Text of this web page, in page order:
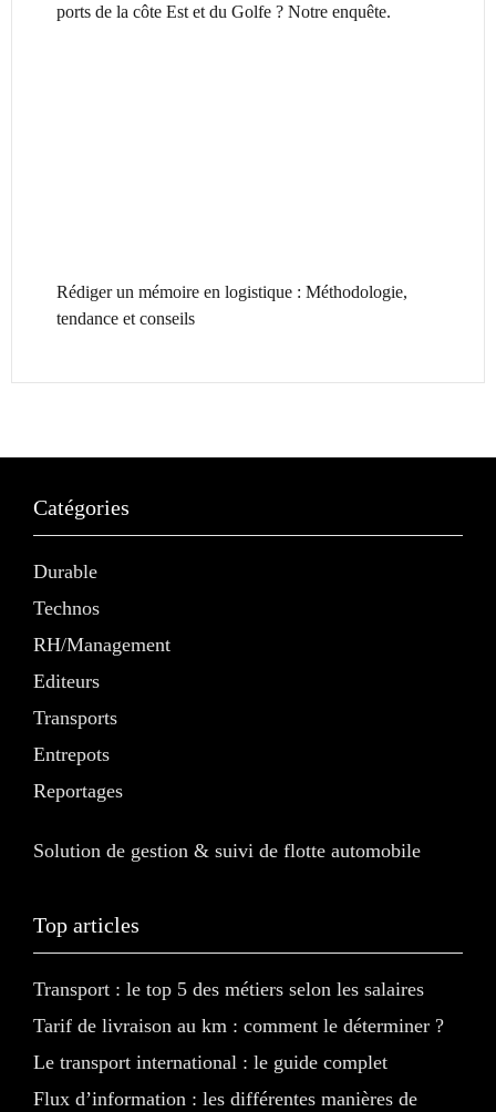
ports de la côte Est et du Golfe ? Notre enquête.
Rédiger un mémoire en logistique : Méthodologie,
tendance et conseils
Catégories
Durable
Technos
RH/Management
Editeurs
Transports
Entrepots
Reportages
Solution de gestion & suivi de flotte automobile
Top articles
Transport : le top 5 des métiers selon les salaires
Tarif de livraison au km : comment le déterminer ?
Le transport international : le guide complet
Flux d’information : les différentes manières de